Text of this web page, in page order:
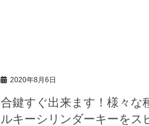
2020年8月6日
合鍵すぐ出来ます！様々な
ルキーシリンダーキーをス